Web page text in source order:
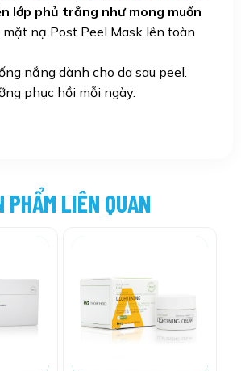
lớp phủ trắng như mong muốn
nạ Post Peel Mask lên toàn
nắng dành cho da sau peel.
phục hồi mỗi ngày.
PHẨM LIÊN QUAN